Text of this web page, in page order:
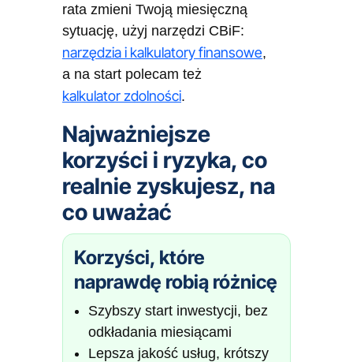
rata zmieni Twoją miesięczną
sytuację, użyj narzędzi CBiF:
narzędzia i kalkulatory finansowe,
a na start polecam też
kalkulator zdolności.
Najważniejsze
korzyści i ryzyka, co
realnie zyskujesz, na
co uważać
Korzyści, które
naprawdę robią różnicę
Szybszy start inwestycji, bez
odkładania miesiącami
Lepsza jakość usług, krótszy